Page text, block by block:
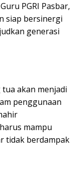
PGRI Pasbar,
siap bersinergi
generasi
akan menjadi
penggunaan
mampu
tidak berdampak